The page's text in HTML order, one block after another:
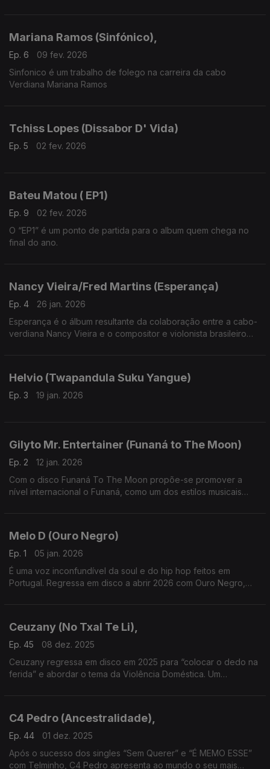
Mariana Ramos (Sinfónico),
Ep. 6
09 fev. 2026
Sinfonico é um trabalho de folego na carreira da cabo
Verdiana Mariana Ramos
Tchiss Lopes (Dissabor D' Vida)
Ep. 5 02 fev. 2026
Bateu Matou ( EP1)
Ep. 9
02 fev. 2026
O “EP1” é um ponto de partida para o album quem chega no
final do ano.
Nancy Vieira/Fred Martins (Esperança)
Ep. 4
26 jan. 2026
Esperança é o álbum resultante da colaboração entre a cabo-
verdiana Nancy Vieira e o compositor e violonista brasileiro
Helvio (Twapandula Suku Yangue)
Ep. 3 19 jan. 2026
Gilyto Mr. Entertainer (Funaná to The Moon)
Ep. 2
12 jan. 2026
Com o disco Funaná To The Moon propõe-se promover a
nível internacional o Funaná, como um dos estilos musicais
Melo D (Ouro Negro)
Ep. 1
05 jan. 2026
É uma voz inconfundível da soul e do hip hop feitos em
Portugal. Regressa em disco a abrir 2026 com Ouro Negro,
Ceuzany (No Txal Te Li),
Ep. 45
08 dez. 2025
Ceuzany regressa em disco em 2025 para “colocar o dedo na
ferida” e abordar o tema da Violência Doméstica. Um
C4 Pedro (Ancestralidade),
Ep. 44
01 dez. 2025
Após o sucesso dos singles “Sem Querer” e “É MEMO ESSE”
com Telminho, C4 Pedro apresenta ao mundo o seu mais